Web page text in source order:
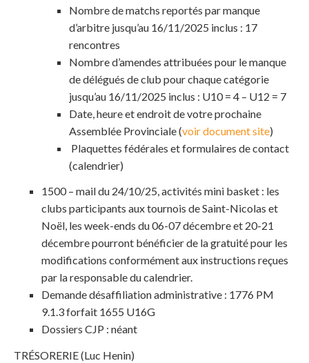
Nombre de matchs reportés par manque
d’arbitre jusqu’au 16/11/2025 inclus : 17
rencontres
Nombre d’amendes attribuées pour le manque
de délégués de club pour chaque catégorie
jusqu’au 16/11/2025 inclus : U10 = 4 – U12 = 7
Date, heure et endroit de votre prochaine
Assemblée Provinciale (voir document site)
Plaquettes fédérales et formulaires de contact
(calendrier)
1500 – mail du 24/10/25, activités mini basket : les
clubs participants aux tournois de Saint-Nicolas et
Noël, les week-ends du 06-07 décembre et 20-21
décembre pourront bénéficier de la gratuité pour les
modifications conformément aux instructions reçues
par la responsable du calendrier.
Demande désaffiliation administrative : 1776 PM
9.1.3 forfait 1655 U16G
Dossiers CJP : néant
TRÉSORERIE (Luc Henin)